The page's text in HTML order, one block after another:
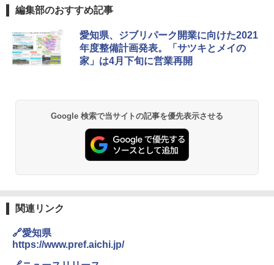
地球の歩き方 スター・ウォーズ
￥2,695
力的な町 2026～2027 地球の歩き方D アジア
￥2,079
A26 地球の歩き方 チェコ ポーランド スロヴ
[キャンパーズコレクション 山善] ポップアッ
プテント 傘みたいに広げて畳める パッとサ
ッとサンシェード キューブ フルクローズ メ
ッシュ 簡単設置 ワンタッチテント キャンプ
PYKES PEAK (パイクスピーク) 着替えテン
ト プライバシー テント 【中が透けない】 1
人用 折りたたみ 防災グッズ 災害用トイレ ビ
ーチ ピクニック ポップアップテント 携帯 簡
テント ワンタッチ RENEW 幅200 2-3人用 43
500002(88859)
DEWEL パラソル 大型 ビーチ アウトドアパ
ラソル ガーデン サイトシート付 折りたたみ
防水 UVカット 4段階高さ調整 軽量 収納袋付
き
GRANDOOR ステンレス保冷剤 2個セット 2
026リニューアル 急速冷凍 空間倍増 衛生的
コンパクト 保冷力長持ち
￥2,980
付き ヒグマ・イノシシ対策 自治体・教育機
関の購入実績 登山・キャンプ・アウトドア・
編集部のおすすめ記事
愛知県、ジブリパーク開業に向けた2021
年度整備計画発表。「サツキとメイの
家」は4月下旬に営業再開
Google 検索で当サイトの記事を優先表示させる
関連リンク
🔗愛知県
https://www.pref.aichi.jp/